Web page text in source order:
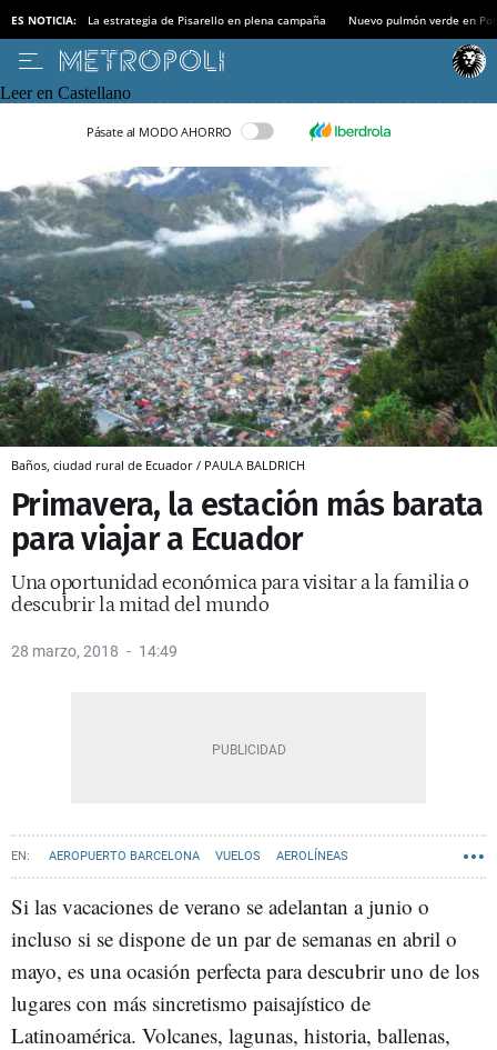
ES NOTICIA: La estrategia de Pisarello en plena campaña Nuevo pulmón verde en
Leer en Castellano
Pásate al MODO AHORRO
Baños, ciudad rural de Ecuador / PAULA BALDRICH
Primavera, la estación más barata
para viajar a Ecuador
Una oportunidad económica para visitar a la familia o
descubrir la mitad del mundo
28 marzo, 2018 14:49
AEROPUERTO BARCELONA VUELOS AEROLÍNEAS
Si las vacaciones de verano se adelantan a junio o
incluso si se dispone de un par de semanas en abril o
mayo, es una ocasión perfecta para descubrir uno de los
lugares con más sincretismo paisajístico de
Latinoamérica. Volcanes, lagunas, historia, ballenas,